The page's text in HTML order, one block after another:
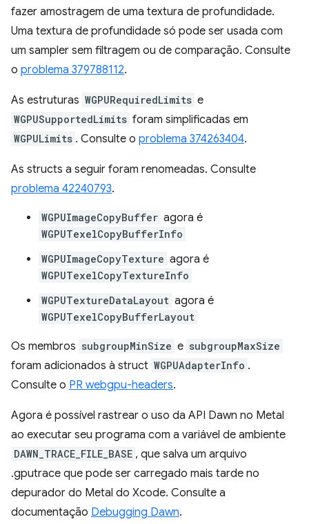
fazer amostragem de uma textura de profundidade.
Uma textura de profundidade só pode ser usada com
um sampler sem filtragem ou de comparação. Consulte
o problema 379788112.
As estruturas WGPURequiredLimits e
WGPUSupportedLimits foram simplificadas em
WGPULimits . Consulte o problema 374263404.
As structs a seguir foram renomeadas. Consulte
problema 42240793.
WGPUImageCopyBuffer agora é
WGPUTexelCopyBufferInfo
WGPUImageCopyTexture agora é
WGPUTexelCopyTextureInfo
WGPUTextureDataLayout agora é
WGPUTexelCopyBufferLayout
Os membros subgroupMinSize e subgroupMaxSize
foram adicionados à struct WGPUAdapterInfo .
Consulte o PR webgpu-headers.
Agora é possível rastrear o uso da API Dawn no Metal
ao executar seu programa com a variável de ambiente
DAWN_TRACE_FILE_BASE , que salva um arquivo
.gputrace que pode ser carregado mais tarde no
depurador do Metal do Xcode. Consulte a
documentação Debugging Dawn.